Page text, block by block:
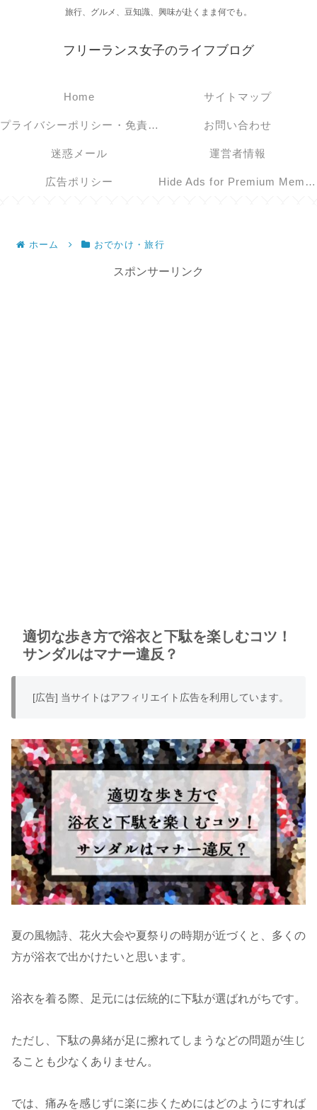
旅行、グルメ、豆知識、興味が赴くまま何でも。
フリーランス女子のライフブログ
Home サイトマップ
プライバシーポリシー・免責事項 お問い合わせ
迷惑メール 運営者情報
広告ポリシー Hide Ads for Premium Members
ホーム おでかけ・旅行
スポンサーリンク
適切な歩き方で浴衣と下駄を楽しむコツ！
サンダルはマナー違反？
[広告] 当サイトはアフィリエイト広告を利用しています。
夏の風物詩、花火大会や夏祭りの時期が近づくと、多くの
方が浴衣で出かけたいと思います。
浴衣を着る際、足元には伝統的に下駄が選ばれがちです。
ただし、下駄の鼻緒が足に擦れてしまうなどの問題が生じ
ることも少なくありません。
では、痛みを感じずに楽に歩くためにはどのようにすれば